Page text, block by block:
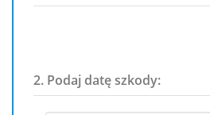
2. Podaj datę szkody: